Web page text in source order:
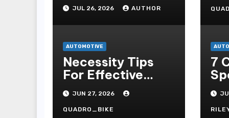
Is Best for
Tourists?
JUL 26, 2026 AUTHOR
AUTOMOTIVE
Necessity Tips
For Effective
Self-propelled
Repair And Upkee
JUN 27, 2026
QUADRO_BIKE
7